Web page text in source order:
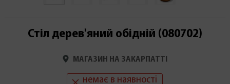
Стіл дерев'яний обідній (080702)
МАГАЗИН НА ЗАКАРПАТТІ
немає в наявності